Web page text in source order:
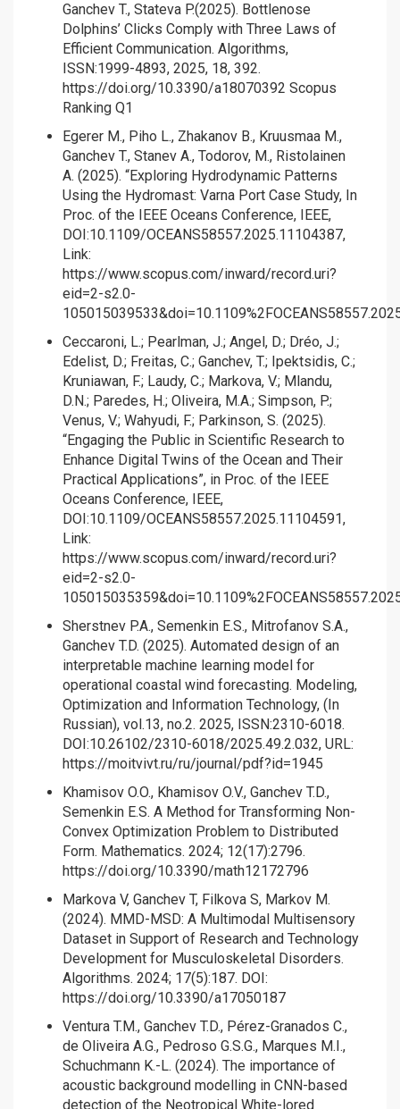
Ganchev T., Stateva P.(2025). Bottlenose
Dolphins’ Clicks Comply with Three Laws of
Efficient Communication. Algorithms,
ISSN:1999-4893, 2025, 18, 392.
https://doi.org/10.3390/a18070392 Scopus
Ranking Q1
Egerer M., Piho L., Zhakanov B., Kruusmaa M.,
Ganchev T., Stanev A., Todorov, M., Ristolainen
A. (2025). “Exploring Hydrodynamic Patterns
Using the Hydromast: Varna Port Case Study, In
Proc. of the IEEE Oceans Conference, IEEE,
DOI:10.1109/OCEANS58557.2025.11104387,
Link:
https://www.scopus.com/inward/record.uri?
eid=2-s2.0-
Ceccaroni, L.; Pearlman, J.; Angel, D.; Dréo, J.;
Edelist, D.; Freitas, C.; Ganchev, T.; Ipektsidis, C.;
Kruniawan, F.; Laudy, C.; Markova, V.; Mlandu,
D.N.; Paredes, H.; Oliveira, M.A.; Simpson, P.;
Venus, V.; Wahyudi, F.; Parkinson, S. (2025).
“Engaging the Public in Scientific Research to
Enhance Digital Twins of the Ocean and Their
Practical Applications”, in Proc. of the IEEE
Oceans Conference, IEEE,
DOI:10.1109/OCEANS58557.2025.11104591,
Link:
https://www.scopus.com/inward/record.uri?
eid=2-s2.0-
Sherstnev P.A., Semenkin E.S., Mitrofanov S.A.,
Ganchev T.D. (2025). Automated design of an
interpretable machine learning model for
operational coastal wind forecasting. Modeling,
Optimization and Information Technology, (In
Russian), vol.13, no.2. 2025, ISSN:2310-6018.
DOI:10.26102/2310-6018/2025.49.2.032, URL:
https://moitvivt.ru/ru/journal/pdf?id=1945
Khamisov O.O., Khamisov O.V., Ganchev T.D.,
Semenkin E.S. A Method for Transforming Non-
Convex Optimization Problem to Distributed
Form. Mathematics. 2024; 12(17):2796.
https://doi.org/10.3390/math12172796
Markova V, Ganchev T, Filkova S, Markov M.
(2024). MMD-MSD: A Multimodal Multisensory
Dataset in Support of Research and Technology
Development for Musculoskeletal Disorders.
Algorithms. 2024; 17(5):187. DOI:
https://doi.org/10.3390/a17050187
Ventura T.M., Ganchev T.D., Pérez-Granados C.,
de Oliveira A.G., Pedroso G.S.G., Marques M.I.,
Schuchmann K.-L. (2024). The importance of
acoustic background modelling in CNN-based
detection of the Neotropical White-lored